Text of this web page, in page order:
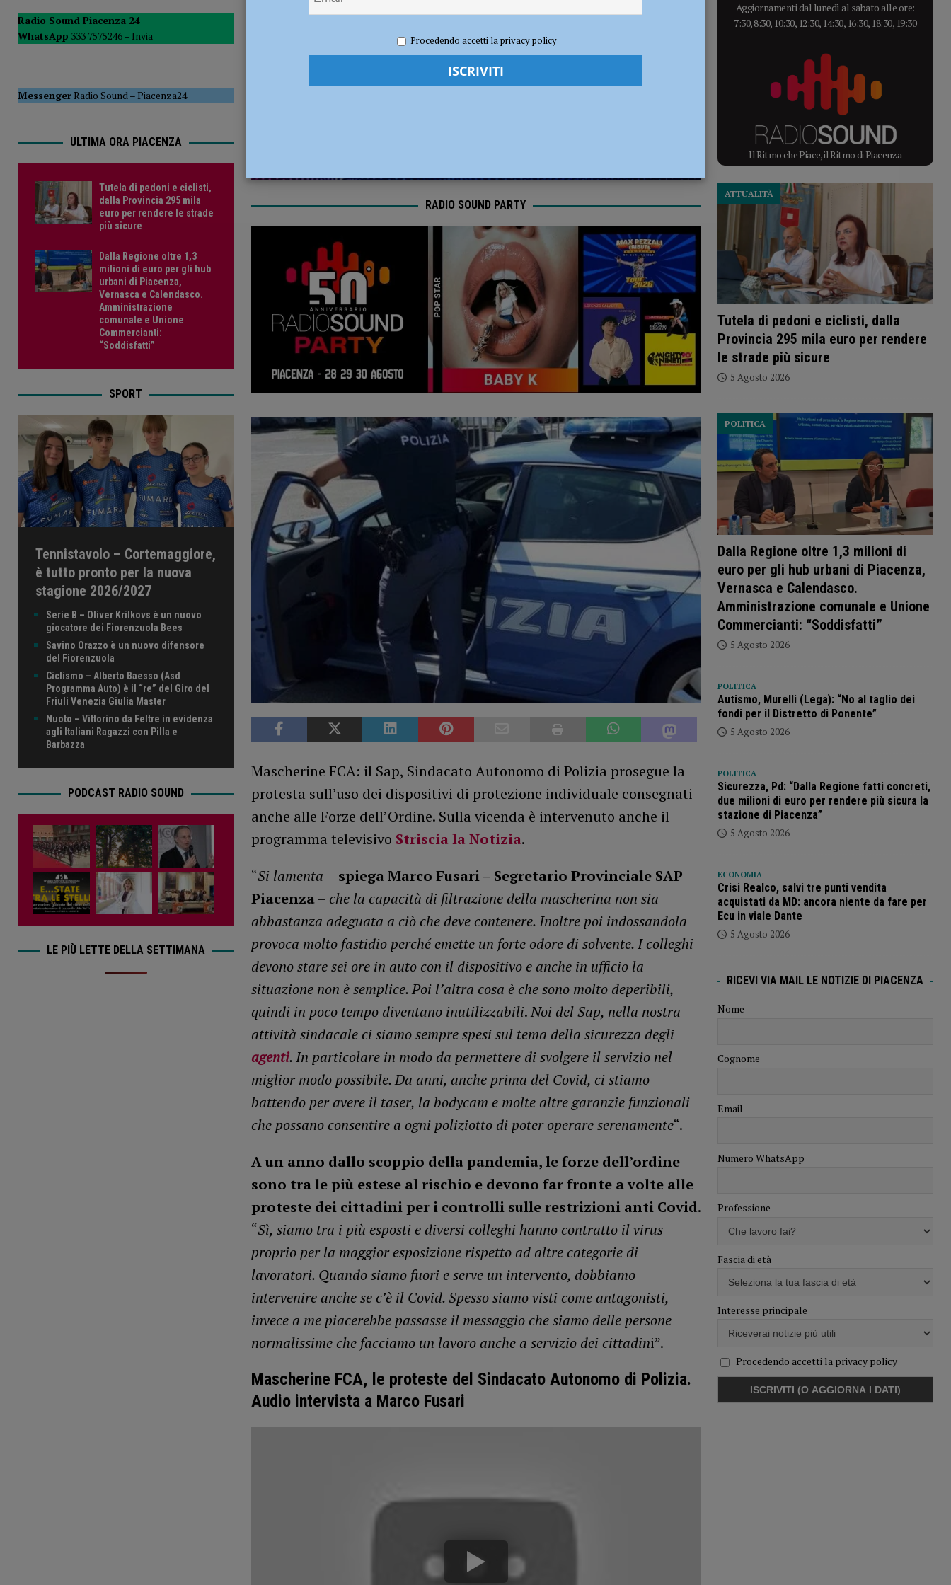
POLITICA
[ 5 Agosto 2026 ] Caldo estremo e asili nido, Tagliaferri (FdI): “Verificare subito la situazione nella provincia di Piacenza”
Redazione MC Attualità
RADIO SOUND PARTY
Mascherine FCA: il Sap, Sindacato Autonomo di Polizia prosegue la
protesta sull’uso dei dispositivi di protezione individuale consegnati
anche alle Forze dell’Ordine. Sulla vicenda è intervenuto anche il
programma televisivo Striscia la Notizia.
“Si lamenta – spiega Marco Fusari – Segretario Provinciale SAP
Piacenza– che la capacità di filtrazione della mascherina non sia
abbastanza adeguata a ciò che deve contenere. Inoltre poi indossandola
provoca molto fastidio perché emette un forte odore di solvente. I colleghi
devono stare sei ore in auto con il dispositivo e anche in ufficio la
situazione non è semplice. Poi l’altra cosa è che sono molto deperibili,
quindi in poco tempo diventano inutilizzabili.Noi del Sap, nella nostra
attività sindacale ci siamo sempre spesi sul tema della sicurezza degli
agenti. In particolare in modo da permettere di svolgere il servizio nel
miglior modo possibile. Da anni, anche prima del Covid, ci stiamo
battendo per avere il taser, la bodycam e molte altre garanzie funzionali
che possano consentire a ogni poliziotto di poter operare serenamente“.
A un anno dallo scoppio della pandemia, le forze dell’ordine
sono tra le più estese al rischio e devono far fronte a volte alle
proteste dei cittadini per i controlli sulle restrizioni anti Covid.
“Sì, siamo tra i più esposti e diversi colleghi hanno contratto il virus
proprio per la maggior esposizione rispetto ad altre categorie di
lavoratori. Quando siamo fuori e serve un intervento, dobbiamo
intervenire anche se c’è il Covid. Spesso siamo visti come antagonisti,
invece a me piacerebbe passasse il messaggio che siamo delle persone
normalissime che facciamo un lavoro anche a servizio dei cittadini”.
Mascherine FCA, le proteste del Sindacato Autonomo di Polizia.
Audio intervista a Marco Fusari
Radio Sound Piacenza 24
WhatsApp 333 7575246 – Invia
MessengerRadio Sound–Piacenza24
ULTIMA ORA PIACENZA
Tutela di pedoni e ciclisti,
dalla Provincia 295 mila
euro per rendere le strade
più sicure
Dalla Regione oltre 1,3
milioni di euro per gli hub
urbani di Piacenza,
Vernasca e Calendasco.
Amministrazione
comunale e Unione
Commercianti:
“Soddisfatti”
SPORT
Tennistavolo – Cortemaggiore,
è tutto pronto per la nuova
stagione 2026/2027
Serie B – Oliver Krilkovs è un nuovo
giocatore dei Fiorenzuola Bees
Savino Orazzo è un nuovo difensore
del Fiorenzuola
Ciclismo – Alberto Baesso (Asd
Programma Auto) è il “re” del Giro del
Friuli Venezia Giulia Master
Nuoto – Vittorino da Feltre in evidenza
agli Italiani Ragazzi con Pilla e
Barbazza
PODCAST RADIO SOUND
LE PIÙ LETTE DELLA SETTIMANA
Aggiornamenti dal lunedì al sabato alle ore:
7:30, 8:30, 10:30, 12:30, 14:30, 16:30, 18:30, 19:30
Il Ritmo che Piace, il Ritmo di Piacenza
Tutela di pedoni e ciclisti, dalla
Provincia 295 mila euro per rendere
le strade più sicure
ATTUALITÀ
5 Agosto 2026
Dalla Regione oltre 1,3 milioni di
euro per gli hub urbani di Piacenza,
Vernasca e Calendasco.
Amministrazione comunale e Unione
Commercianti: “Soddisfatti”
POLITICA
5 Agosto 2026
POLITICA
Autismo, Murelli (Lega): “No al taglio dei
fondi per il Distretto di Ponente”
5 Agosto 2026
POLITICA
Sicurezza, Pd: “Dalla Regione fatti concreti,
due milioni di euro per rendere più sicura la
stazione di Piacenza”
5 Agosto 2026
ECONOMIA
Crisi Realco, salvi tre punti vendita
acquistati da MD: ancora niente da fare per
Ecu in viale Dante
5 Agosto 2026
RICEVI VIA MAIL LE NOTIZIE DI PIACENZA
Nome
Cognome
Email
Numero WhatsApp
Professione
Fascia di età
Interesse principale
Procedendo accetti la privacy policy
Procedendo accetti la privacy policy